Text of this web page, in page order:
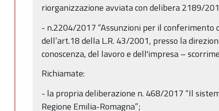
riorganizzazione avviata con delibera 2189/
- n.2204/2017 “Assunzioni per il conferimento
dell’art.18 della L.R. 43/2001, presso la
conoscenza, del lavoro e dell'impresa –
Richiamate:
- la propria deliberazione n. 468/2017 “Il
Regione Emilia-Romagna”;